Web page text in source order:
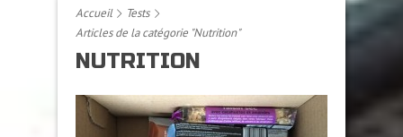
Accueil
Tests
Articles de la catégorie "Nutrition"
NUTRITION